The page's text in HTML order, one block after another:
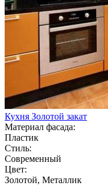
Кухня Золотой закат
Материал фасада:
Пластик
Стиль:
Современный
Цвет:
Золотой, Металлик